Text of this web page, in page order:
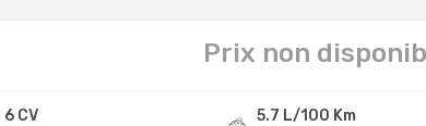
Prix non
6 CV 5.7 L/100 Km